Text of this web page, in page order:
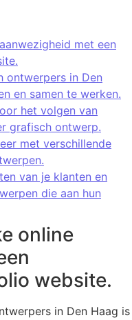
met een
ontwerpers in Den
en samen te werken.
het volgen van
grafisch ontwerp.
met verschillende
van je klanten en
die aan hun
online
website.
in Den Haag is